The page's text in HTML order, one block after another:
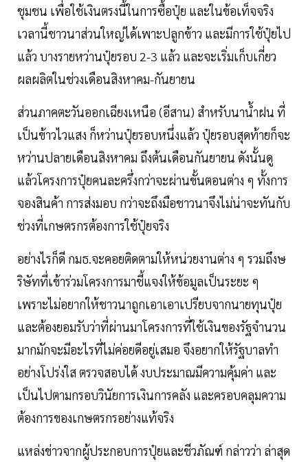
ชุมชน เพื่อใช้เงินตรงนี้ในการซื้อปุ๋ย และในข้อเท็จจริง
เวลานี้ชาวนาส่วนใหญ่ได้เพาะปลูกข้าว และมีการใช้ปุ๋ยไป
แล้ว บางรายหว่านปุ๋ยรอบ 2-3 แล้ว และจะเริ่มเก็บเกี่ยว
ผลผลิตในช่วงเดือนสิงหาคม-กันยายน
ส่วนภาคตะวันออกเฉียงเหนือ (อีสาน) สำหรับนานํ้าฝน ที่
เป็นข้าวไวแสง ก็หว่านปุ๋ยรอบหนึ่งแล้ว ปุ๋ยรอบสุดท้ายก็จะ
หว่านปลายเดือนสิงหาคม ถึงต้นเดือนกันยายน ดังนั้นดู
แล้วโครงการปุ๋ยคนละครึ่งกว่าจะผ่านขั้นตอนต่าง ๆ ทั้งการ
จองสินค้า การส่งมอบ กว่าจะถึงมือชาวนาจึงไม่น่าจะทันกับ
ช่วงที่เกษตรกรต้องการใช้ปุ๋ยจริง
อย่างไรก็ดี กมธ.จะคอยติดตามให้หน่วยงานต่าง ๆ รวมถึงษ
ริษัทที่เข้าร่วมโครงการมาชี้แจงให้ข้อมูลเป็นระยะ ๆ
เพราะไม่อยากให้ชาวนาถูกเอาเอาเปรียบจากนายทุนปุ๋ย
และต้องยอมรับว่าที่ผ่านมาโครงการที่ใช้เงินของรัฐจำนวน
มากมักจะมีอะไรที่ไม่ค่อยดีอยู่เสมอ จึงอยากให้รัฐบาลทำ
อย่างโปร่งใส ตรวจสอบได้ งบประมาณมีความคุ้มค่า และ
เป็นไปตามกรอบวินัยการเงินการคลัง และครอบคลุมความ
ต้องการของเกษตรกรอย่างแท้จริง
แหล่งข่าวจากผู้ประกอบการปุ๋ยและชีวภัณฑ์ กล่าวว่า ล่าสุด